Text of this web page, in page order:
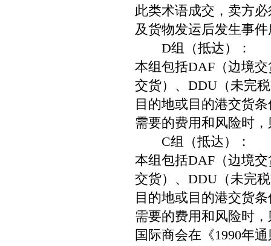
此类术语成交，卖方
及货物发运后发生事
D组（抵达）：
本组包括DAF（边境
交货）、DDU（未完
目的地或目的港交货
需要的费用和风险时
C组（抵达）：
本组包括DAF（边境
交货）、DDU（未完
目的地或目的港交货
需要的费用和风险时
国际商会在《1990年